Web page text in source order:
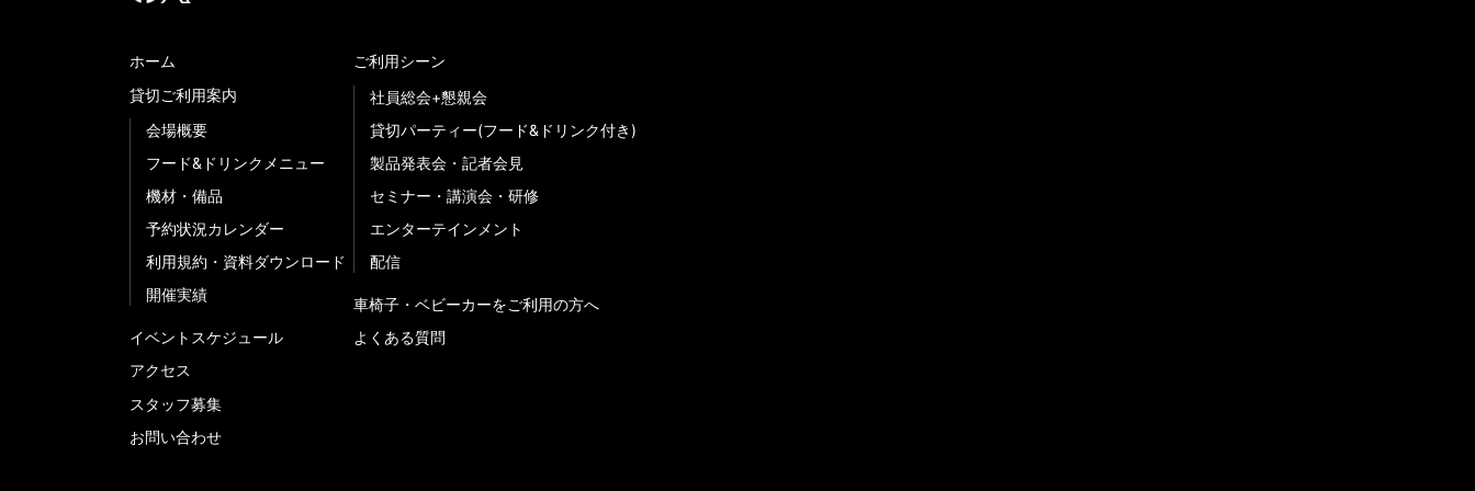
ホーム
貸切ご利用案内
会場概要
フード&ドリンクメニュー
機材・備品
予約状況カレンダー
利用規約・資料ダウンロード
開催実績
イベントスケジュール
アクセス
スタッフ募集
お問い合わせ
ご利用シーン
社員総会+懇親会
貸切パーティー(フード&ドリンク付き)
製品発表会・記者会見
セミナー・講演会・研修
エンターテインメント
配信
車椅子・ベビーカーをご利用の方へ
よくある質問